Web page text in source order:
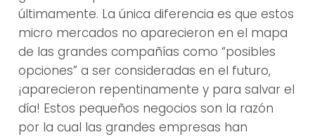
últimamente. La única diferencia es que estos
micro mercados no aparecieron en el mapa
de las grandes compañías como “posibles
opciones” a ser consideradas en el futuro,
¡aparecieron repentinamente y para salvar el
día! Estos pequeños negocios son la razón
por la cual las grandes empresas han